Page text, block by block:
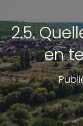
2.5.
en